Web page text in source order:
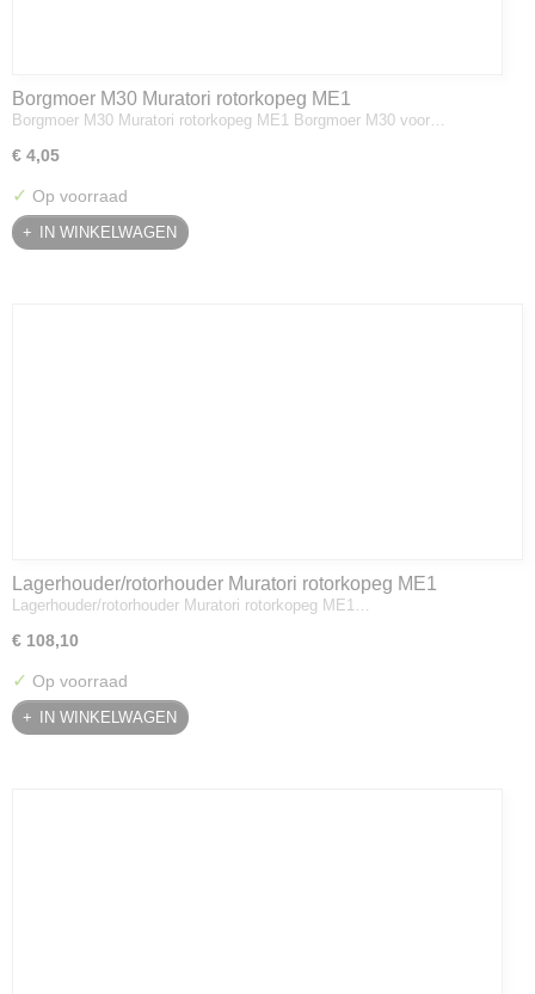
Borgmoer M30 Muratori rotorkopeg ME1
Borgmoer M30 Muratori rotorkopeg ME1 Borgmoer M30 voor…
€ 4,05
✓ Op voorraad
IN WINKELWAGEN
Lagerhouder/rotorhouder Muratori rotorkopeg ME1
Lagerhouder/rotorhouder Muratori rotorkopeg ME1…
€ 108,10
✓ Op voorraad
IN WINKELWAGEN